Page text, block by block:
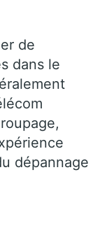
de
dans le
dépannage